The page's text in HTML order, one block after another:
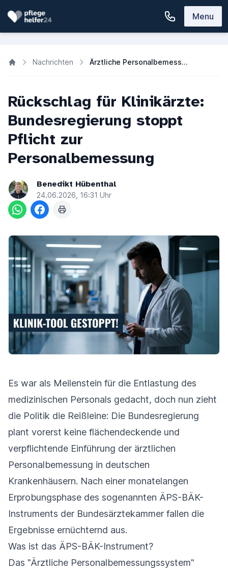
Menu
Nachrichten Ärztliche Personalbemessung: Bundesregierung stoppt ÄPS-BÄK Pflicht
Rückschlag für Klinikärzte:
Bundesregierung stoppt
Pflicht zur
Personalbemessung
Benedikt Hübenthal
24.06.2026, 16:31 Uhr
Es war als Meilenstein für die Entlastung des
medizinischen Personals gedacht, doch nun zieht
die Politik die Reißleine: Die Bundesregierung
plant vorerst keine flächendeckende und
verpflichtende Einführung der ärztlichen
Personalbemessung in deutschen
Krankenhäusern. Nach einer monatelangen
Erprobungsphase des sogenannten ÄPS-BÄK-
Instruments der Bundesärztekammer fallen die
Ergebnisse ernüchternd aus.
Was ist das ÄPS-BÄK-Instrument?
Das "Ärztliche Personalbemessungssystem"